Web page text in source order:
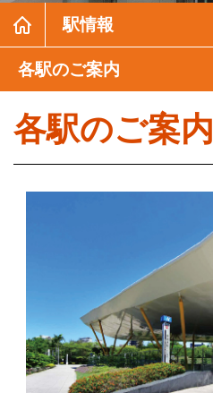
駅情報
各駅のご案内
各駅のご案内